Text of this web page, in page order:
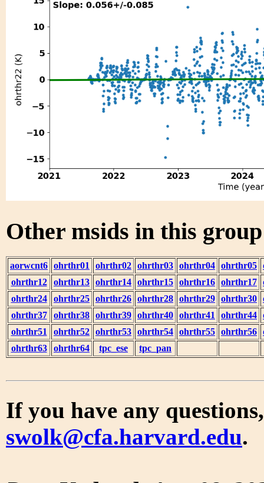
Other msids in this
aorwcnt6 ohrthr01 ohrthr02 ohrthr03 ohrthr04 ohrthr05
ohrthr12
ohrthr13 ohrthr14 ohrthr15 ohrthr16 ohrthr17
ohrthr24
ohrthr25 ohrthr26 ohrthr28 ohrthr29 ohrthr30
ohrthr37
ohrthr38 ohrthr39 ohrthr40 ohrthr41 ohrthr44
ohrthr51
ohrthr52 ohrthr53 ohrthr54 ohrthr55 ohrthr56
ohrthr63
ohrthr64 tpc_ese tpc_pan
If you have any
swolk@cfa.harvard.edu.